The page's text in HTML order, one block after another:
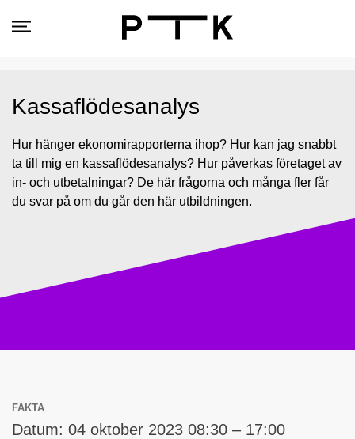
Kassaflödesanalys
Hur hänger ekonomirapporterna ihop? Hur kan jag snabbt
ta till mig en kassaflödesanalys? Hur påverkas företaget av
in- och utbetalningar? De här frågorna och många fler får
du svar på om du går den här utbildningen.
FAKTA
Datum: 04 oktober 2023 08:30 – 17:00